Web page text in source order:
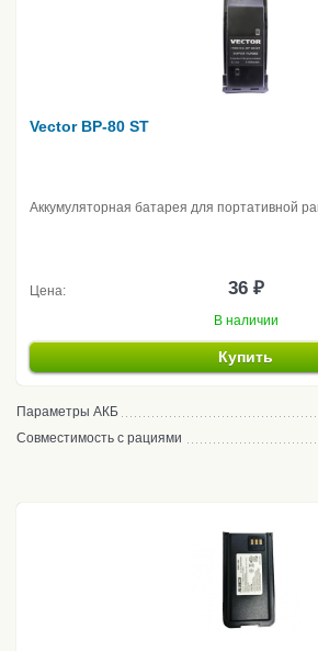
Vector BP-80 ST
Аккумуляторная батарея для портативной
Цена: 36 ₽
В наличии
Купить
Параметры АКБ
Совместимость с рациями